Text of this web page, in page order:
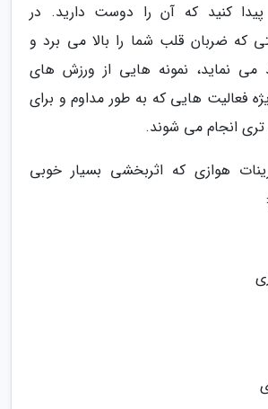
پیدا کنید که آن را دوست دارید. در
که ضربان قلب شما را بالا می برد و
می نماید، نمونه هایی از ورزش های
فعالیت هایی که به طور مداوم و برای
انجام می شوند.
هوازی که اثربخشی بسیار خوبی